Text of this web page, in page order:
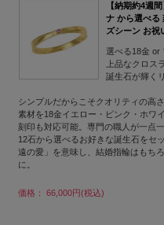
【納期約4週
ナ から選べる
ズシーン お祝
選べる18金 or
上品なクロス
誕生石が輝く
シンプルだからこそクオリティの高
素材を18金イエロー・ピンク・ホワ
刻印も対応可能。専門の職人が一点
12石から選べるお好きな誕生石をセ
遠の愛」を意味し、結婚指輪はもち
に。
価格： 66,000円(税込)